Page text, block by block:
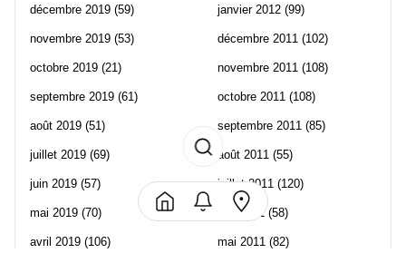
décembre 2019 (59)
novembre 2019 (53)
octobre 2019 (21)
septembre 2019 (61)
août 2019 (51)
juillet 2019 (69)
juin 2019 (57)
mai 2019 (70)
avril 2019 (106)
janvier 2012 (99)
décembre 2011 (102)
novembre 2011 (108)
octobre 2011 (108)
septembre 2011 (85)
août 2011 (55)
juillet 2011 (120)
juin 2011(58)
mai 2011 (82)